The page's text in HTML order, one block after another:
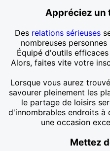
Appréciez un
Des relations sérieuses
nombreuses
Équipé d'outils
Alors, faites vite votre
Lorsque vous aurez
savourer pleinement les
le partage de loisirs
d'innombrables endroits à
une occasion
Mettez